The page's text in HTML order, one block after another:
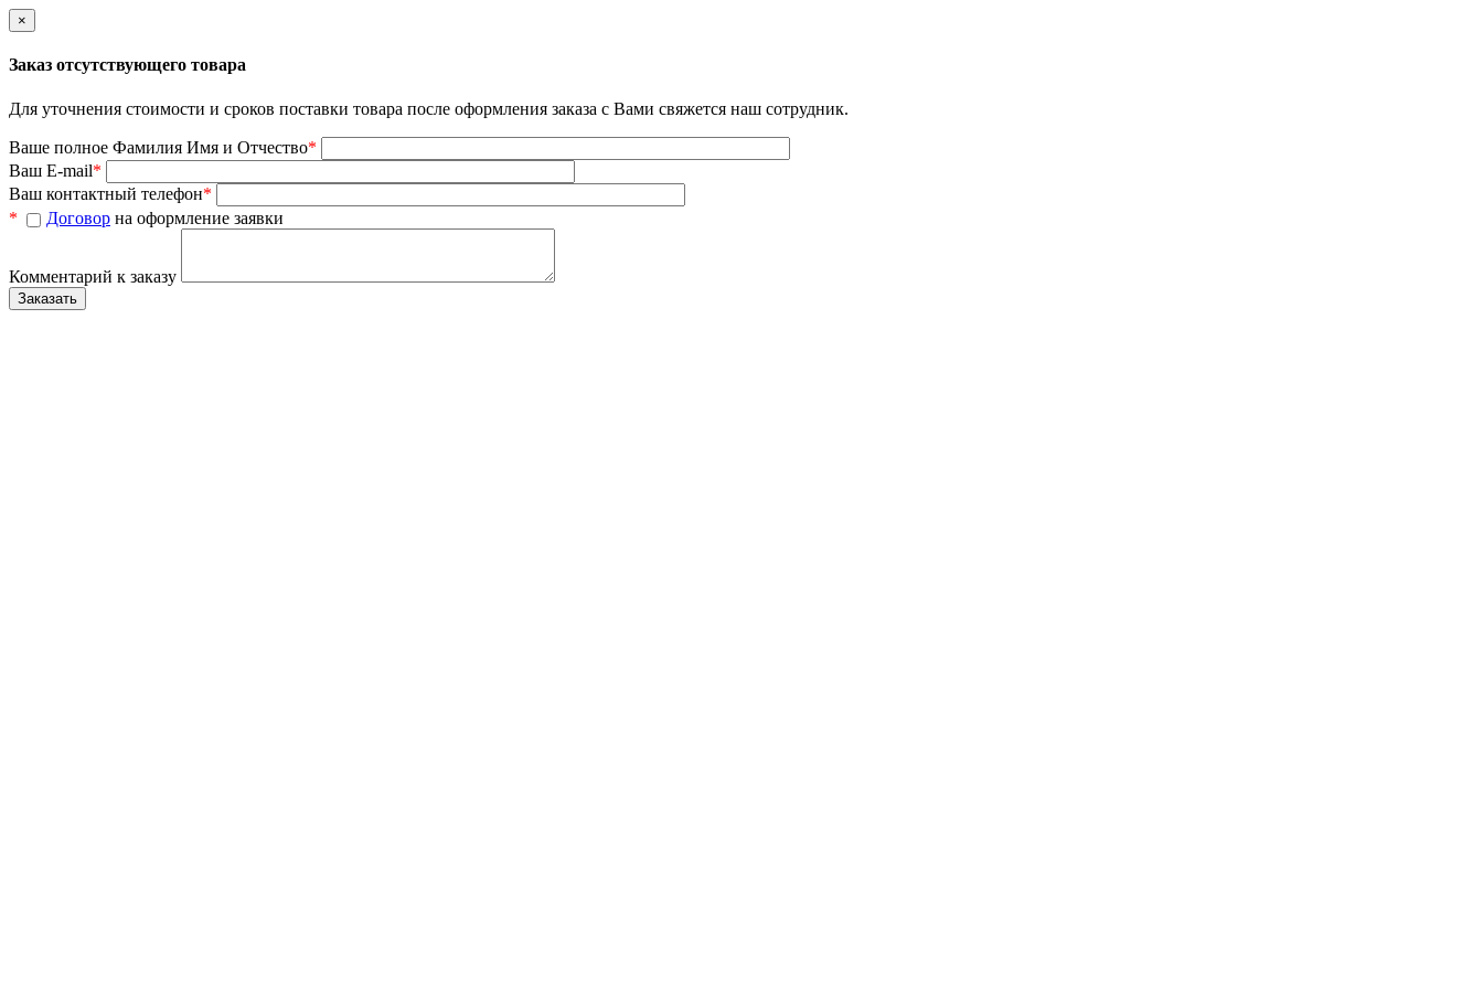
×
Заказ отсутствующего товара
Для уточнения стоимости и сроков поставки товара после оформления заказа с Вами свяжется наш сотрудник.
Ваше полное Фамилия Имя и Отчество*
Ваш E-mail*
Ваш контактный телефон*
*
Договор на оформление заявки
Комментарий к заказу